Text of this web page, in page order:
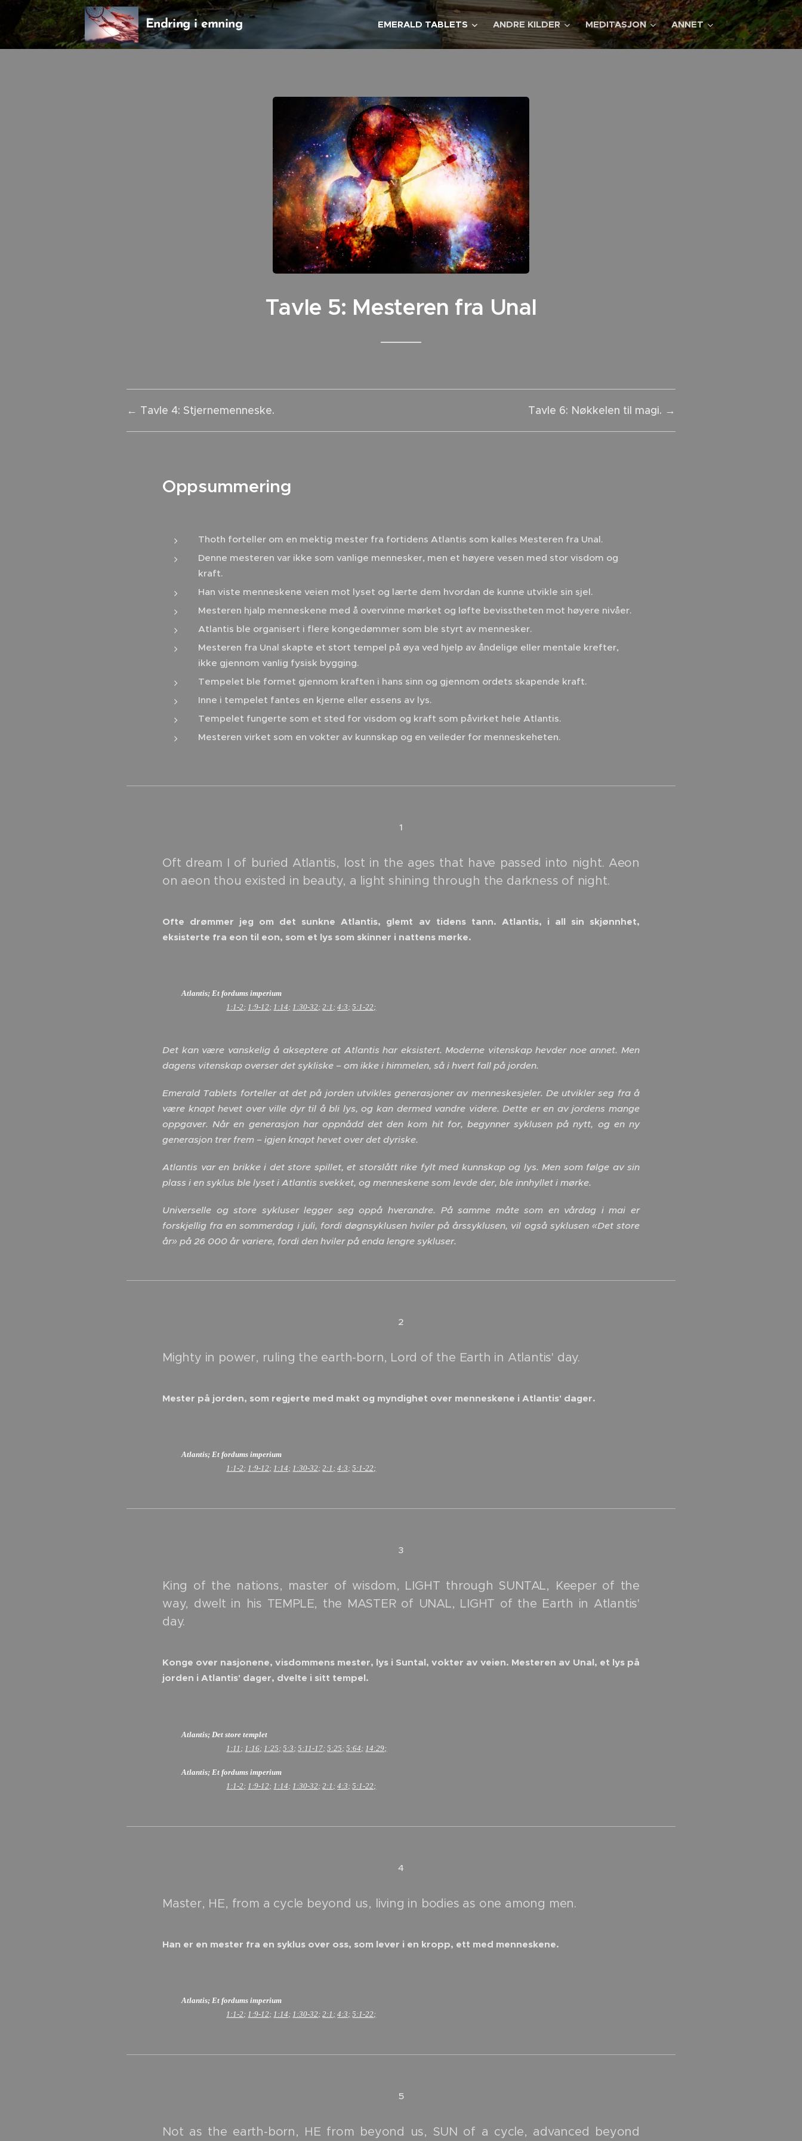
Endring i emning EMERALD TABLETS ANDRE KILDER MEDITASJON ANNET
Tavle 5: Mesteren fra Unal
← Tavle 4: Stjernemenneske. Tavle 6: Nøkkelen til magi. →
Oppsummering
Thoth forteller om en mektig mester fra fortidens Atlantis som kalles Mesteren fra Unal.
Denne mesteren var ikke som vanlige mennesker, men et høyere vesen med stor visdom og
kraft.
Han viste menneskene veien mot lyset og lærte dem hvordan de kunne utvikle sin sjel.
Mesteren hjalp menneskene med å overvinne mørket og løfte bevisstheten mot høyere nivåer.
Atlantis ble organisert i flere kongedømmer som ble styrt av mennesker.
Mesteren fra Unal skapte et stort tempel på øya ved hjelp av åndelige eller mentale krefter,
ikke gjennom vanlig fysisk bygging.
Tempelet ble formet gjennom kraften i hans sinn og gjennom ordets skapende kraft.
Inne i tempelet fantes en kjerne eller essens av lys.
Tempelet fungerte som et sted for visdom og kraft som påvirket hele Atlantis.
Mesteren virket som en vokter av kunnskap og en veileder for menneskeheten.
1
Oft dream I of buried Atlantis, lost in the ages that have passed into night. Aeon
on aeon thou existed in beauty, a light shining through the darkness of night.
Ofte drømmer jeg om det sunkne Atlantis, glemt av tidens tann. Atlantis, i all sin skjønnhet,
eksisterte fra eon til eon, som et lys som skinner i nattens mørke.
Atlantis; Et fordums imperium
1:1-2; 1:9-12; 1:14; 1:30-32; 2:1; 4:3; 5:1-22;
Det kan være vanskelig å akseptere at Atlantis har eksistert. Moderne vitenskap hevder noe annet. Men
dagens vitenskap overser det sykliske – om ikke i himmelen, så i hvert fall på jorden.
Emerald Tablets forteller at det på jorden utvikles generasjoner av menneskesjeler. De utvikler seg fra å
være knapt hevet over ville dyr til å bli lys, og kan dermed vandre videre. Dette er en av jordens mange
oppgaver. Når en generasjon har oppnådd det den kom hit for, begynner syklusen på nytt, og en ny
generasjon trer frem – igjen knapt hevet over det dyriske.
Atlantis var en brikke i det store spillet, et storslått rike fylt med kunnskap og lys. Men som følge av sin
plass i en syklus ble lyset i Atlantis svekket, og menneskene som levde der, ble innhyllet i mørke.
Universelle og store sykluser legger seg oppå hverandre. På samme måte som en vårdag i mai er
forskjellig fra en sommerdag i juli, fordi døgnsyklusen hviler på årssyklusen, vil også syklusen «Det store
år» på 26 000 år variere, fordi den hviler på enda lengre sykluser.
2
Mighty in power, ruling the earth-born, Lord of the Earth in Atlantis' day.
Mester på jorden, som regjerte med makt og myndighet over menneskene i Atlantis' dager.
Atlantis; Et fordums imperium
1:1-2; 1:9-12; 1:14; 1:30-32; 2:1; 4:3; 5:1-22;
3
King of the nations, master of wisdom, LIGHT through SUNTAL, Keeper of the
way, dwelt in his TEMPLE, the MASTER of UNAL, LIGHT of the Earth in Atlantis'
day.
Konge over nasjonene, visdommens mester, lys i Suntal, vokter av veien. Mesteren av Unal, et lys på
jorden i Atlantis' dager, dvelte i sitt tempel.
Atlantis; Det store templet
1:11; 1:16; 1:25; 5:3; 5:11-17; 5:25; 5:64; 14:29;
Atlantis; Et fordums imperium
1:1-2; 1:9-12; 1:14; 1:30-32; 2:1; 4:3; 5:1-22;
4
Master, HE, from a cycle beyond us, living in bodies as one among men.
Han er en mester fra en syklus over oss, som lever i en kropp, ett med menneskene.
Atlantis; Et fordums imperium
1:1-2; 1:9-12; 1:14; 1:30-32; 2:1; 4:3; 5:1-22;
5
Not as the earth-born, HE from beyond us, SUN of a cycle, advanced beyond